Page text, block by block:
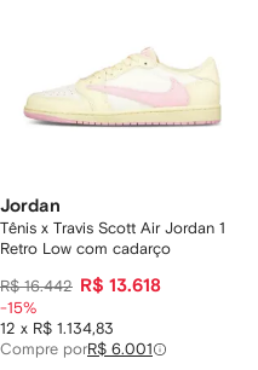
Jordan
Tênis x Travis Scott Air Jordan 1
Retro Low com cadarço
R$ 16.442 R$ 13.618
12 x R$ 1.134,83
-15%
Compre porR$ 6.001